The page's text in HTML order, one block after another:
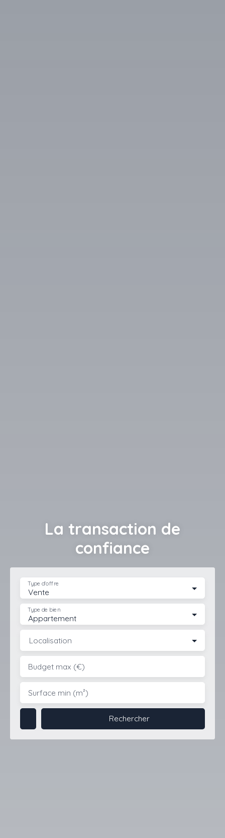
La transaction de
confiance
Vente
Type d'offre
Appartement
Type de bien
Localisation
Budget max (€)
Surface min (m²)
Rechercher